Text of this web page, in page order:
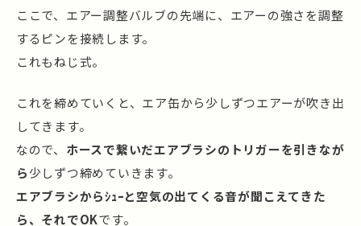
ここで、エアー調整バルブの先端に、エアーの強さを調整
するピンを接続します。
これもねじ式。
これを締めていくと、エア缶から少しずつエアーが吹き出
してきます。
なので、 ホースで繋いだエアブラシのトリガーを引きなが
ら少しずつ締めていきます。
エアブラシからｼｭｰと空気の出てくる音が聞こえてきた
ら、それでOKです。